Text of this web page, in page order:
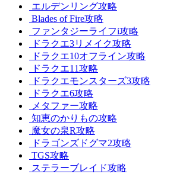
エルデンリング攻略
Blades of Fire攻略
ファンタジーライフi攻略
ドラクエ3リメイク攻略
ドラクエ10オフライン攻略
ドラクエ11攻略
ドラクエモンスターズ3攻略
ドラクエ6攻略
メタファー攻略
知恵のかりもの攻略
魔女の泉R攻略
ドラゴンズドグマ2攻略
TGS攻略
ステラーブレイド攻略